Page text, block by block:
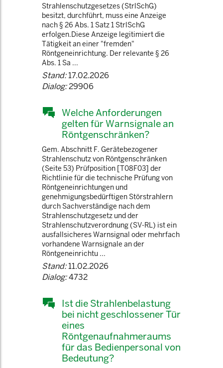
Strahlenschutzgesetzes (StrlSchG)
besitzt, durchführt, muss eine Anzeige
nach § 26 Abs. 1 Satz 1 StrlSchG
erfolgen.Diese Anzeige legitimiert die
Tätigkeit an einer "fremden"
Röntgeneinrichtung. Der relevante § 26
Abs. 1 Sa ...
Stand:17.02.2026
Dialog:29906
Welche Anforderungen
gelten für Warnsignale an
Röntgenschränken?
Gem. Abschnitt F. Gerätebezogener
Strahlenschutz von Röntgenschränken
(Seite 53) Prüfposition [T08F03] der
Richtlinie für die technische Prüfung von
Röntgeneinrichtungen und
genehmigungsbedürftigen Störstrahlern
durch Sachverständige nach dem
Strahlenschutzgesetz und der
Strahlenschutzverordnung (SV-RL) ist ein
ausfallsicheres Warnsignal oder mehrfach
vorhandene Warnsignale an der
Röntgeneinrichtu ...
Stand:11.02.2026
Dialog:4732
Ist die Strahlenbelastung
bei nicht geschlossener Tür
eines
Röntgenaufnahmeraums
für das Bedienpersonal von
Bedeutung?